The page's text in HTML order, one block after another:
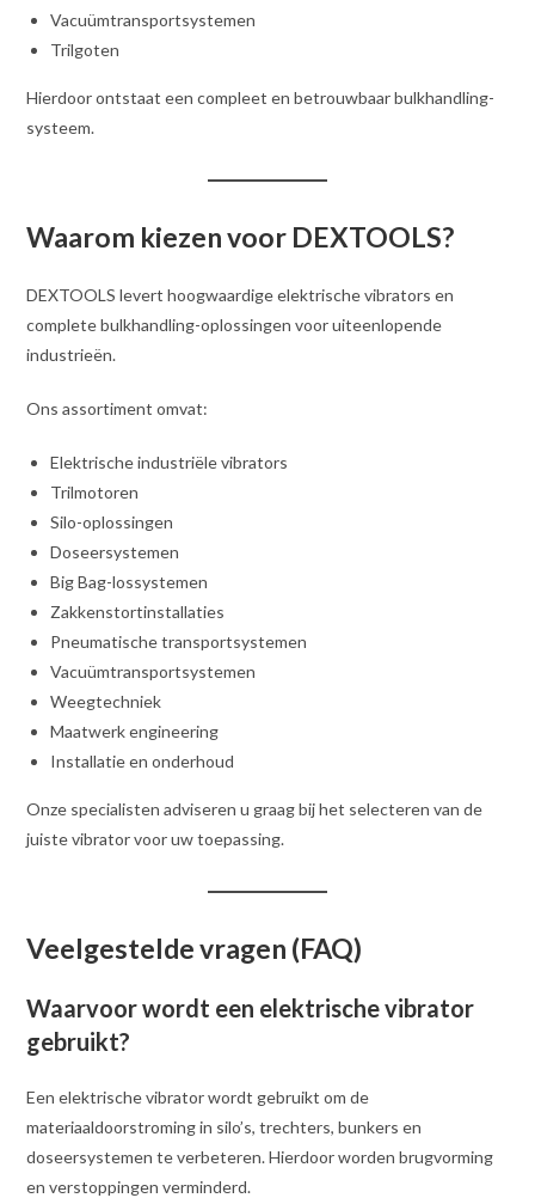
Vacuümtransportsystemen
Trilgoten
Hierdoor ontstaat een compleet en betrouwbaar bulkhandling-
systeem.
Waarom kiezen voor DEXTOOLS?
DEXTOOLS levert hoogwaardige elektrische vibrators en
complete bulkhandling-oplossingen voor uiteenlopende
industrieën.
Ons assortiment omvat:
Elektrische industriële vibrators
Trilmotoren
Silo-oplossingen
Doseersystemen
Big Bag-lossystemen
Zakkenstortinstallaties
Pneumatische transportsystemen
Vacuümtransportsystemen
Weegtechniek
Maatwerk engineering
Installatie en onderhoud
Onze specialisten adviseren u graag bij het selecteren van de
juiste vibrator voor uw toepassing.
Veelgestelde vragen (FAQ)
Waarvoor wordt een elektrische vibrator
gebruikt?
Een elektrische vibrator wordt gebruikt om de
materiaaldoorstroming in silo’s, trechters, bunkers en
doseersystemen te verbeteren. Hierdoor worden brugvorming
en verstoppingen verminderd.